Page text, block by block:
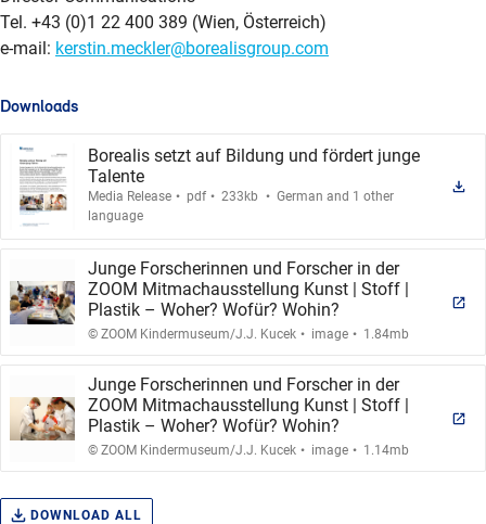
Tel. +43 (0)1 22 400 389 (Wien, Österreich)
e-mail: kerstin.meckler@borealisgroup.com
Downloads
Borealis setzt auf Bildung und fördert junge
Talente
Media Release . pdf . 233kb . German and 1 other
language
Junge Forscherinnen und Forscher in der
ZOOM Mitmachausstellung Kunst | Stoff |
Plastik – Woher? Wofür? Wohin?
© ZOOM Kindermuseum/J.J. Kucek . image . 1.84mb
Junge Forscherinnen und Forscher in der
ZOOM Mitmachausstellung Kunst | Stoff |
Plastik – Woher? Wofür? Wohin?
© ZOOM Kindermuseum/J.J. Kucek . image . 1.14mb
DOWNLOAD ALL